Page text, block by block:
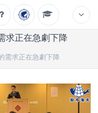
求正在急劇下降
需求正在急劇下降